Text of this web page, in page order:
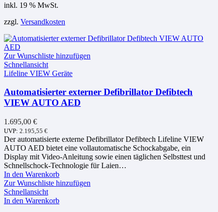
inkl. 19 % MwSt.
zzgl. Versandkosten
Zur Wunschliste hinzufügen
Schnellansicht
Lifeline VIEW Geräte
Automatisierter externer Defibrillator Defibtech
VIEW AUTO AED
1.695,00 €
UVP: 2.195,55 €
Der automatisierte externe Defibrillator Defibtech Lifeline VIEW
AUTO AED bietet eine vollautomatische Schockabgabe, ein
Display mit Video-Anleitung sowie einen täglichen Selbsttest und
Schnellschock-Technologie für Laien…
In den Warenkorb
Zur Wunschliste hinzufügen
Schnellansicht
In den Warenkorb